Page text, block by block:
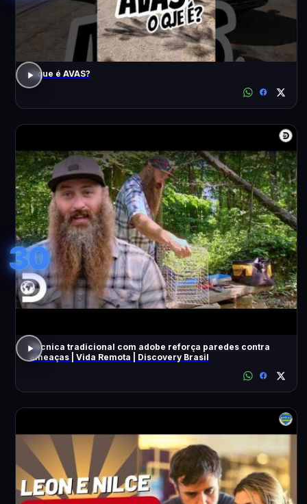
o que é AVAS?
30
Técnica tradicional com adobe reforça paredes contra
ameaças | Vida Remota | Discovery Brasil